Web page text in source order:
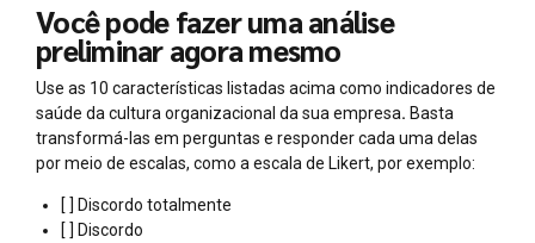
Você pode fazer uma análise
preliminar agora mesmo
Use as 10 características listadas acima como indicadores de
saúde da cultura organizacional da sua empresa. Basta
transformá-las em perguntas e responder cada uma delas
por meio de escalas, como a escala de Likert, por exemplo:
[ ] Discordo totalmente
[ ] Discordo